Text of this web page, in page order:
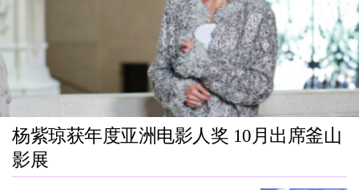
杨紫琼获年度亚洲电影人奖 10月出席釜山
影展